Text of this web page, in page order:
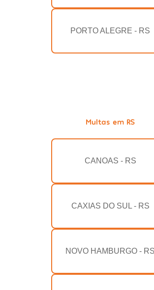
PORTO ALEGRE - RS
Multas em RS
CANOAS - RS
CAXIAS DO SUL - RS
NOVO HAMBURGO - RS